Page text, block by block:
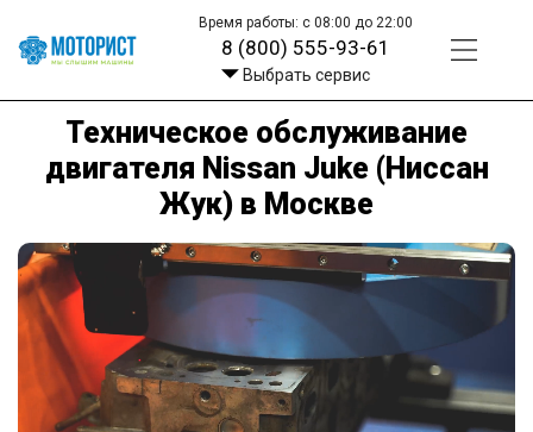
Время работы: с 08:00 до 22:00
8 (800) 555-93-61
Выбрать сервис
Техническое обслуживание
двигателя Nissan Juke (Ниссан
Жук) в Москве